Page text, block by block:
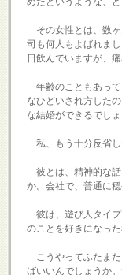
その女性とは、数ヶ
司も何人もよばれま
日飲んでいますが、
年齢のこともあって
なひどいされ方した
な結婚ができるでし
私、もう十分反省し
彼とは、精神的な話
か。会社で、普通に
彼は、遊び人タイプ
のことを好きになった
こうやってふたまた
ばいいんでしょうか